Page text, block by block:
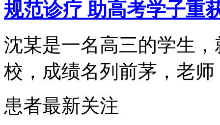
规范诊疗 助高考学子重
沈某是一名高三的学生
校，成绩名列前茅，老师
患者最新关注